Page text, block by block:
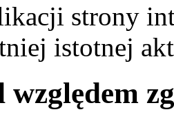
strony
istotnej
względem